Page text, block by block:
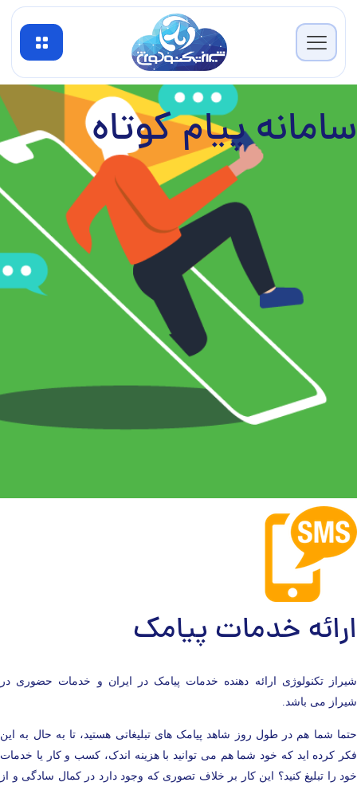
سامانه پیام کوتاه
ارائه خدمات پیامک
شیراز تکنولوژی ارائه دهنده خدمات پیامک در ایران و خدمات حضوری در
شیراز می باشد.
حتما شما هم در طول روز شاهد پیامک های تبلیغاتی هستید، تا به حال به این
فکر کرده اید که خود شما هم می توانید با هزینه اندک، کسب و کار یا خدمات
خود را تبلیغ کنید؟ این کار بر خلاف تصوری که وجود دارد در کمال سادگی و از